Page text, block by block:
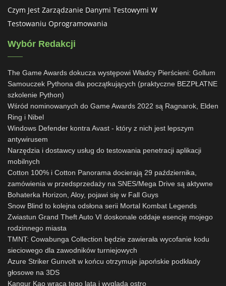
Czym Jest Zarządzanie Danymi Testowymi W
Testowaniu Oprogramowania
Wybór Redakcji
The Game Awards dokucza występowi Władcy Pierścieni: Gollum
Samouczek Pythona dla początkujących (praktyczne BEZPŁATNE
szkolenie Python)
Wśród nominowanych do Game Awards 2022 są Ragnarok, Elden
Ring i Nibel
Windows Defender kontra Avast - który z nich jest lepszym
antywirusem
Narzędzia i dostawcy usług do testowania penetracji aplikacji
mobilnych
Cotton 100% i Cotton Panorama docierają 29 października,
zamówienia w przedsprzedaży na SNES/Mega Drive są aktywne
Bohaterka Horizon, Aloy, pojawi się w Fall Guys
Snow Blind to kolejna odsłona serii Mortal Kombat Legends
Zwiastun Grand Theft Auto VI doskonale oddaje esencję mojego
rodzinnego miasta
TMNT: Cowabunga Collection będzie zawierała wycofanie kodu
sieciowego dla zawodników turniejowych
Azure Striker Gunvolt w końcu otrzymuje japońskie podkłady
głosowe na 3DS
Kangur Kao wraca tego lata i wygląda ostro